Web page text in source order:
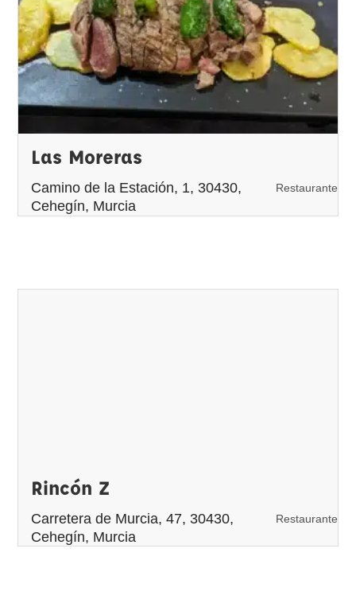
Las Moreras
Camino de la Estación, 1, 30430,
Cehegín, Murcia
Restaurante
Rincón Z
Carretera de Murcia, 47, 30430,
Cehegín, Murcia
Restaurante